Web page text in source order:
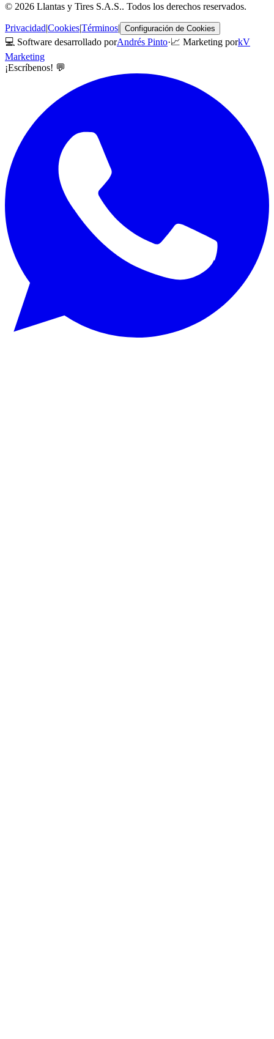
© 2026 Llantas y Tires S.A.S.. Todos los derechos reservados.
Privacidad|Cookies|Términos| Configuración de Cookies
💻 Software desarrollado porAndrés Pinto·📈 Marketing porkV
Marketing
¡Escríbenos! 💬